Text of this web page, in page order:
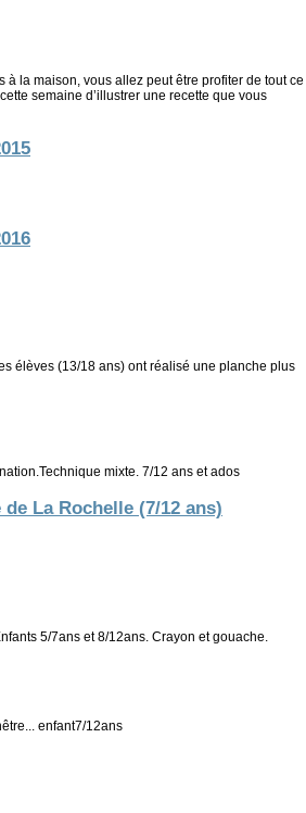
à la maison, vous allez peut être profiter de tout ce
semaine d’illustrer une recette que vous
élèves (13/18 ans) ont réalisé une planche plus
mixte. 7/12 ans et ados
La Rochelle (7/12 ans)
5/7ans et 8/12ans. Crayon et gouache.
enfant7/12ans